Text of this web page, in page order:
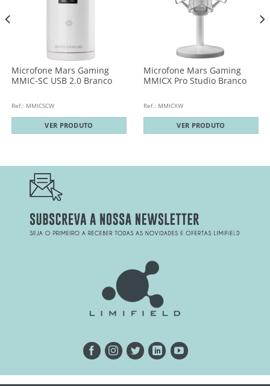
Microfone Mars Gaming
MMIC-SC USB 2.0 Branco
Ref.: MMICSCW
VER PRODUTO
Microfone Mars Gaming
MMICX Pro Studio Branco
Ref.: MMICXW
VER PRODUTO